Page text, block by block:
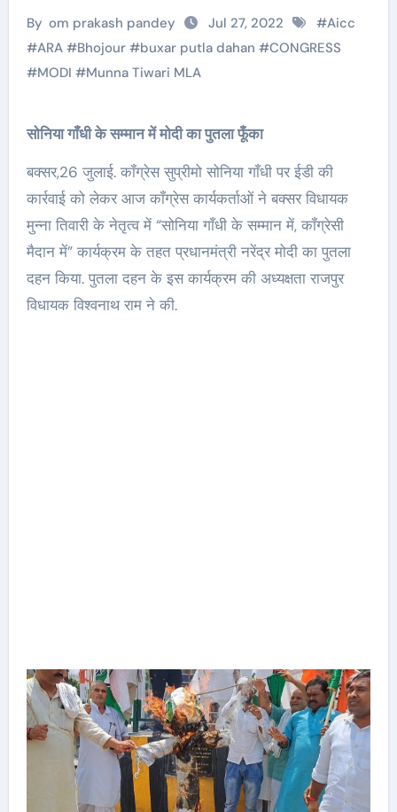
By om prakash pandey Jul 27, 2022 #Aicc
#ARA#Bhojour#buxar putla dahan #CONGRESS
#MODI #Munna Tiwari MLA
सोनिया गाँधी के सम्मान में मोदी का पुतला फूँका
बक्सर,26 जुलाई. कॉंग्रेस सुप्रीमो सोनिया गाँधी पर ईडी की
कार्रवाई को लेकर आज कॉंग्रेस कार्यकर्ताओं ने बक्सर विधायक
मुन्ना तिवारी के नेतृत्व में “सोनिया गाँधी के सम्मान में, कॉंग्रेसी
मैदान में” कार्यक्रम के तहत प्रधानमंत्री नरेंद्र मोदी का पुतला
दहन किया. पुतला दहन के इस कार्यक्रम की अध्यक्षता राजपुर
विधायक विश्वनाथ राम ने की.